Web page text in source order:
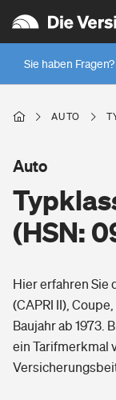
Sie haben Fragen?
Wer versichert
Regionalklassen:
Wer versichert
Wohnen
Freizeit
Pri­vate Haft­pflicht­
Gesundheit
AUTO
(HSN:
Auto
Hier erfahren Sie
(CAPRI II),
Baujahr ab 1973.
ein Tarifmerkmal